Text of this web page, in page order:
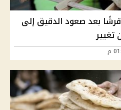
ارتفاع الخبز السياحي 50 قرشًا بعد صعود الدقيق إلى